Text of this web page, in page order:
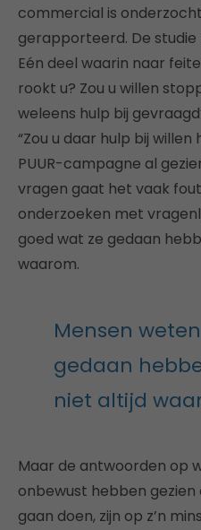
commercial is
gerapporteerd. De
Eén deel waarin naar
rookt u? Zou u willen
weleens hulp bij
“Zou u daar hulp bij
PUUR-campagne al
vragen gaat het vaak
onderzoeken met
goed wat ze gedaan
waarom.
Mensen
gedaan
niet altijd
Maar de antwoorden op
onbewust hebben
gaan doen, zijn op z’n